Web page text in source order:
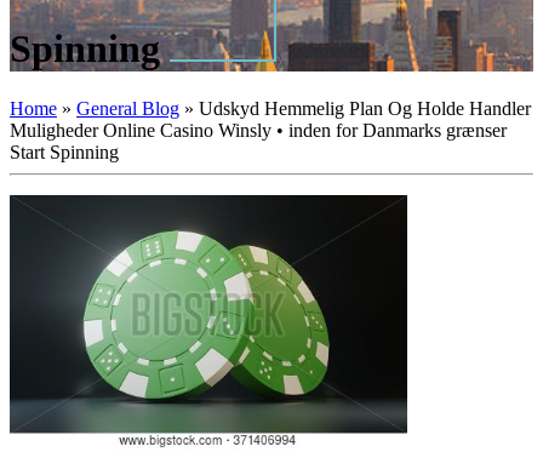
Spinning
Home » General Blog » Udskyd Hemmelig Plan Og Holde Handler
Muligheder Online Casino Winsly • inden for Danmarks grænser
Start Spinning